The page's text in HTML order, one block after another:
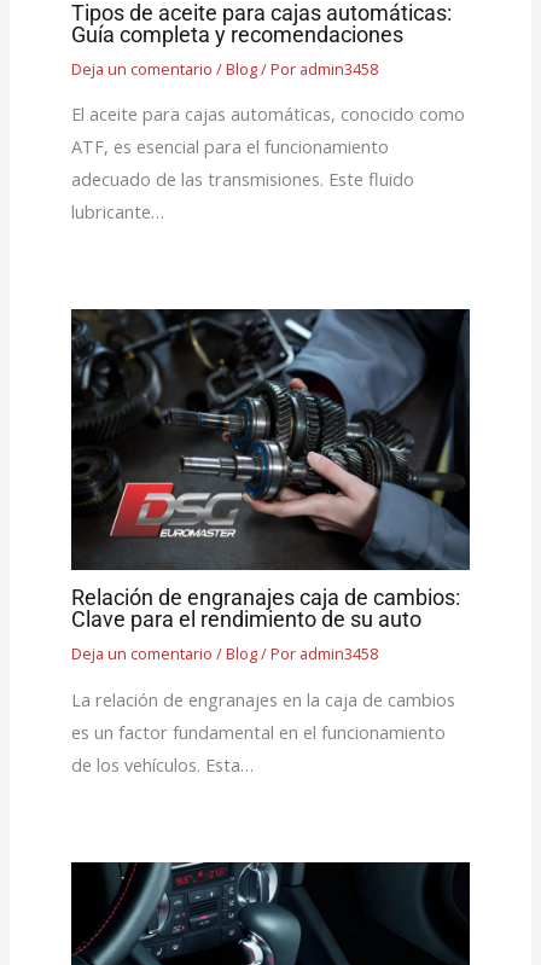
Tipos de aceite para cajas automáticas:
Guía completa y recomendaciones
Deja un comentario /Blog/ Por admin3458
El aceite para cajas automáticas, conocido como
ATF, es esencial para el funcionamiento
adecuado de las transmisiones. Este fluido
lubricante…
Relación de engranajes caja de cambios:
Clave para el rendimiento de su auto
Deja un comentario /Blog/ Por admin3458
La relación de engranajes en la caja de cambios
es un factor fundamental en el funcionamiento
de los vehículos. Esta…